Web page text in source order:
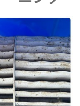
浄機クリーニング
のお掃除